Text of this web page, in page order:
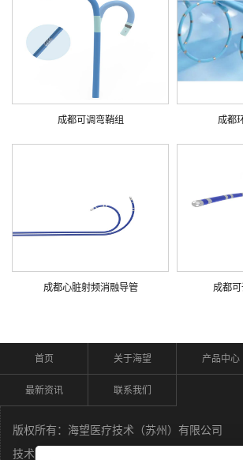
成都可调弯鞘组 成都
成都心脏射频消融导管 成都
首页 关于海望 产品中心
最新资讯 联系我们
版权所有：海望医疗技术（苏州）有限公司
技术支持：